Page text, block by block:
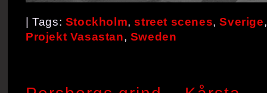
| Tags: Stockholm,street scenes,Sverige
Projekt Vasastan, Sweden